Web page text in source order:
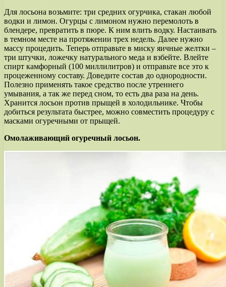
Для лосьона возьмите: три средних огурчика, стакан любой
водки и лимон. Огурцы с лимоном нужно перемолоть в
блендере, превратить в пюре. К ним влить водку. Настаивать
в темном месте на протяжении трех недель. Далее нужно
массу процедить. Теперь отправьте в миску яичные желтки –
три штучки, ложечку натурального меда и взбейте. Влейте
спирт камфорный (100 миллилитров) и отправьте все это к
процеженному составу. Доведите состав до однородности.
Полезно применять такое средство после утреннего
умывания, а так же перед сном, то есть два раза на день.
Хранится лосьон против прыщей в холодильнике. Чтобы
добиться результата быстрее, можно совместить процедуру с
масками огуречными от прыщей.
Омолаживающий огуречный лосьон.